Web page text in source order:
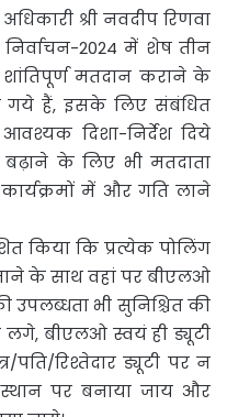
श्री नवदीप रिणवा
2024 में शेष तीन
शांतिपूर्ण मतदान कराने के
हैं, इसके लिए संबंधित
आवश्यक दिशा-निर्देश दिये
बढ़ाने के लिए भी मतदाता
में और गति लाने
किया कि प्रत्येक पोलिंग
के साथ वहां पर बीएलओ
उपलब्धता भी सुनिश्चित की
लगे, बीएलओ स्वयं ही ड्यूटी
रिश्तेदार ड्यूटी पर न
पर बनाया जाय और